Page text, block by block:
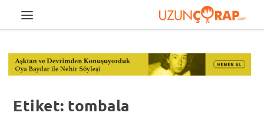
Etiket: tombala